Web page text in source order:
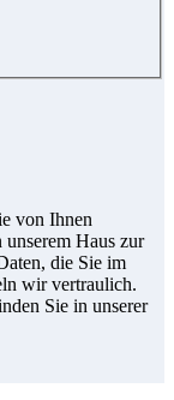
von Ihnen
unserem Haus zur
die Sie im
wir vertraulich.
Sie in unserer